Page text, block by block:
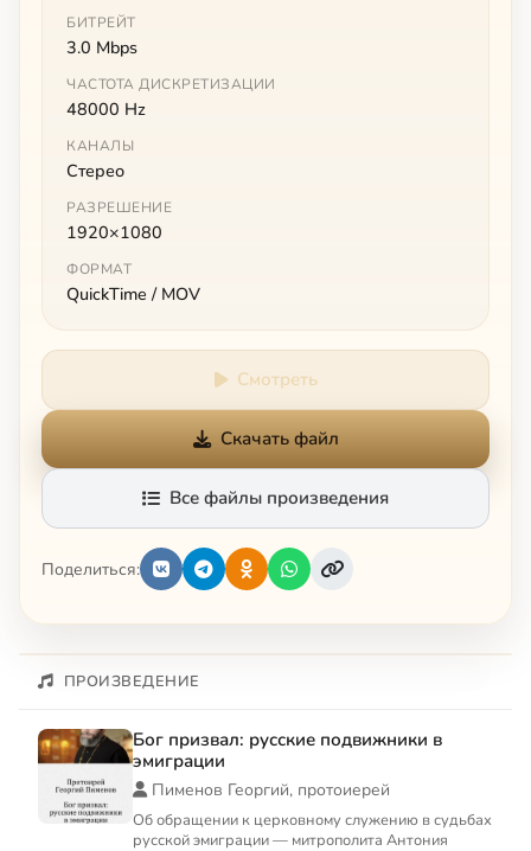
БИТРЕЙТ
3.0 Mbps
ЧАСТОТА ДИСКРЕТИЗАЦИИ
48000 Hz
КАНАЛЫ
Стерео
РАЗРЕШЕНИЕ
1920×1080
ФОРМАТ
QuickTime / MOV
Смотреть
Скачать файл
Все файлы произведения
Поделиться:
ПРОИЗВЕДЕНИЕ
Бог призвал: русские подвижники в
эмиграции
Пименов Георгий, протоиерей
Об обращении к церковному служению в судьбах
русской эмиграции — митрополита Антония